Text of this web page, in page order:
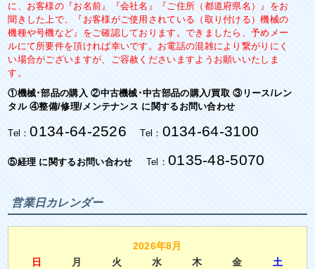
に、お客様の『お名前』『会社名』『ご住所（都道府県名）』をお
聞きした上で、『お客様がご使用されている（取り付ける）機械の
機種や号機など』をご確認しております。できましたら、予めメー
ルにて所要件を頂ければ幸いです。お電話の混雑により繋がりにく
い場合がございますが、ご容赦くださいますようお願いいたしま
す。
①機械･部品の購入 ②中古機械･中古部品の購入/買取 ③リース/レン
タル ④整備/修理/メンテナンス に関するお問い合わせ
Tel：0134-64-2526 Tel： 0134-64-3100
⑤経理 に関するお問い合わせ Tel： 0135-48-5070
営業日カレンダー
2026年8月
日
月 火 水 木 金
土